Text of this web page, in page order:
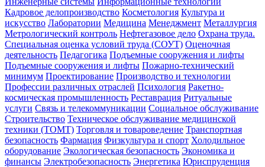
Кадровое делопроизводство Косметология Культура и
искусство Лаборатории Медицина Менеджмент Металлургия
Метрологический контроль Нефтегазовое дело Охрана труда.
Специальная оценка условий труда (СОУТ) Оценочная
деятельность Педагогика Подъемные сооружения и лифты
Подъемные сооружения и лифты Пожарно-технический
минимум Проектирование Производство и технологии
Профессии различных отраслей Психология Ракетно-
космическая промышленность Реставрация Ритуальные
услуги Связь и телекоммуникации Социальное обслуживание
Строительство Техническое обслуживание медицинской
техники (ТОМТ) Торговля и товароведение Транспортная
безопасность Фармация Физкультура и спорт Холодильное
оборудование Экологическая безопасность Экономика и
финансы Электробезопасность Энергетика Юриспруденция